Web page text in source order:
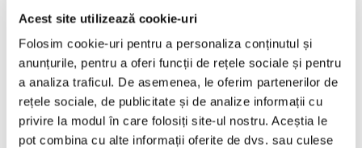
Acest site utilizează cookie-uri
Folosim cookie-uri pentru a personaliza conținutul și
anunțurile, pentru a oferi funcții de rețele sociale și pentru
a analiza traficul. De asemenea, le oferim partenerilor de
rețele sociale, de publicitate și de analize informații cu
privire la modul în care folosiți site-ul nostru. Aceștia le
pot combina cu alte informații oferite de dvs. sau culese
Martie 2025
Februarie 2025
Ianuarie 2025
Decembrie 2024
Noiembrie 2024